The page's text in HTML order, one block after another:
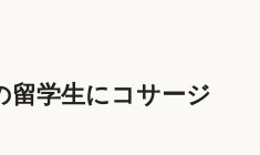
留学生にコサージ